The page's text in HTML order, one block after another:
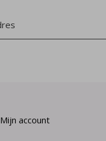
Mijn account